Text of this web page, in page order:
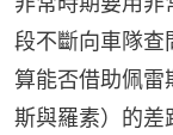
段不斷向車隊查
算能否借助佩雷
斯與羅素）的差